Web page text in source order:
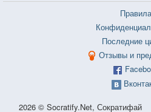
Правила
Последние
Отзывы и
2026 © Socratify.Net, Сократифай